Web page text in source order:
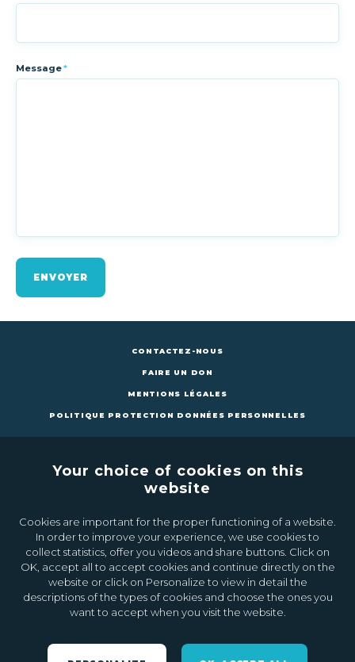
Message*
ENVOYER
CONTACTEZ-NOUS
FAIRE UN DON
MENTIONS LÉGALES
POLITIQUE PROTECTION DONNÉES PERSONNELLES
CONTACTEZ-NOUS FAIRE UN DON
Inscrivez-vous à la newsletter
Ok
Your choice of cookies on this
website
Cookies are important for the proper functioning of a website.
In order to improve your experience, we use cookies to
collect statistics, offer you videos and share buttons. Click on
OK, accept all to accept cookies and continue directly on the
website or click on Personalize to view in detail the
descriptions of the types of cookies and choose the ones you
want to accept when you visit the website.